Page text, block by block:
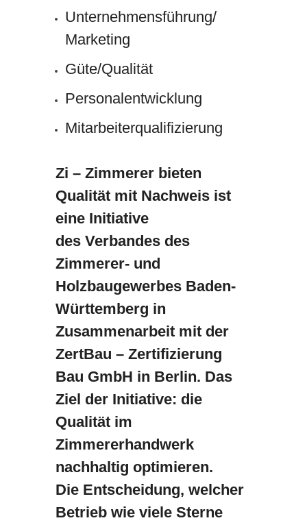
Unternehmensführung/
Marketing
Güte/Qualität
Personalentwicklung
Mitarbeiterqualifizierung
Zi – Zimmerer bieten
Qualität mit Nachweis ist
eine Initiative
des Verbandes des
Zimmerer- und
Holzbaugewerbes Baden-
Württemberg in
Zusammenarbeit mit der
ZertBau – Zertifizierung
Bau GmbH in Berlin. Das
Ziel der Initiative: die
Qualität im
Zimmererhandwerk
nachhaltig optimieren.
Die Entscheidung, welcher
Betrieb wie viele Sterne